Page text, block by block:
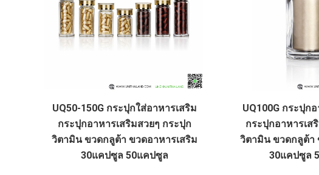
UQ50-150G กระปุกใส่อาหารเสริม
กระปุกอาหารเสริมสวยๆ กระปุก
วิตามิน ขวดกลูต้า ขวดอาหารเสริม
30แคปซูล 50แคปซูล
UQ100G กระปุก
กระปุกอาหารเส
วิตามิน ขวดกลูต้า
30แคปซูล